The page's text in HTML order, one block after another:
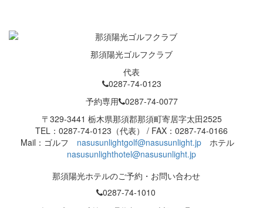
那須陽光ゴルフクラブ
代表
0287-74-0123
予約専用 0287-74-0077
〒329-3441 栃木県那須郡那須町寄居字太田2525
TEL：0287-74-0123（代表） / FAX：0287-74-0166
Mail：ゴルフ nasusunlightgolf@nasusunlight.jp ホテル
nasusunlighthotel@nasusunlight.jp
那須陽光ホテルのご予約・お問い合わせ
0287-74-1010